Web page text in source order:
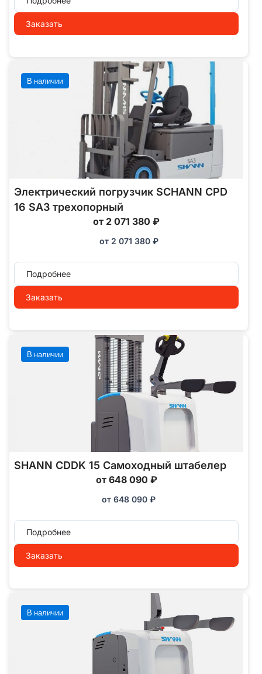
Заказать
В наличии
Электрический погрузчик SCHANN CPD
16 SA3 трехопорный
от 2 071 380 ₽
от 2 071 380 ₽
Подробнее
Заказать
В наличии
SHANN CDDK 15 Самоходный штабелер
от 648 090 ₽
от 648 090 ₽
Подробнее
Заказать
В наличии